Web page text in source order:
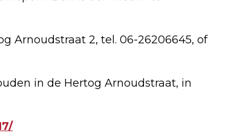
Arnoudstraat 2, tel. 06-26206645, of
in de Hertog Arnoudstraat, in